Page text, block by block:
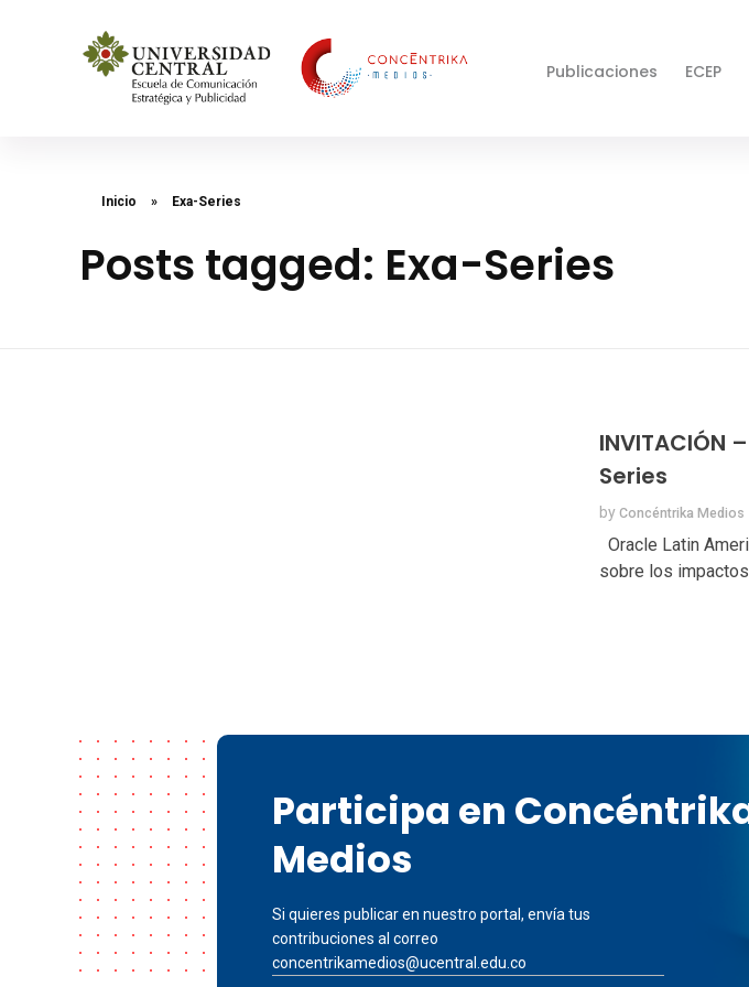
Publicaciones ECEP
Inicio » Exa-Series
Posts tagged: Exa-Series
INVITACIÓN
Series
by Concéntrika Medios
Oracle Latin
sobre los impactos
Participa en
Medios
Si quieres publicar en nuestro portal, envía tus
contribuciones al correo
concentrikamedios@ucentral.edu.co